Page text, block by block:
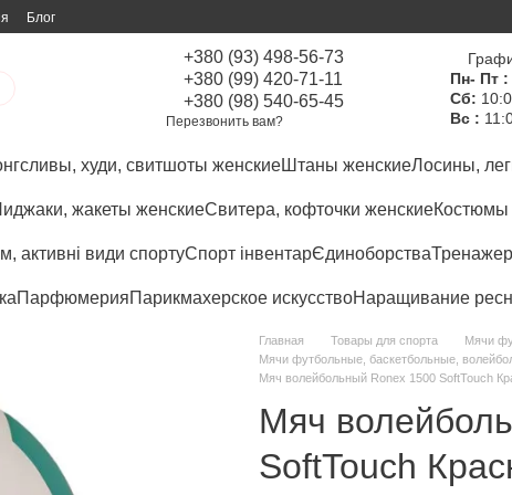
Блог
+380 (93) 498-56-73
+380 (99) 420-71-11
+380 (98) 540-65-45
Перезвонить вам?
Пн- Пт :
Сб:
Вс :
худи, свитшоты женскиеШтаны женскиеЛосины,
жакеты женскиеСвитера, кофточки женскиеКостюмы
активні види спортуСпорт інвентарЄдиноборства
ПарфюмерияПарикмахерское искусствоНаращивание
Главная Товары для спорта
Мячи
Мячи футбольные, баскетбольные,
Мяч волейбольный Ronex 1500 SoftTouch
Мяч
SoftTouch